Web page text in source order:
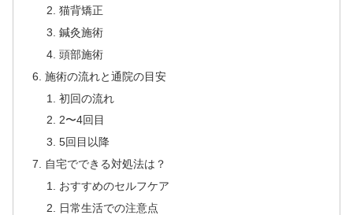
猫背矯正
鍼灸施術
頭部施術
施術の流れと通院の目安
初回の流れ
2〜4回目
5回目以降
自宅でできる対処法は？
おすすめのセルフケア
日常生活での注意点